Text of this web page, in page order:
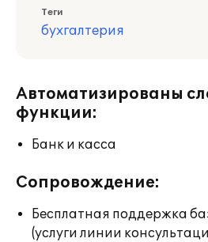
Теги
бухгалтерия
Автоматизированы
функции:
Банк и касса
Сопровождение:
Бесплатная поддержка
(услуги линии